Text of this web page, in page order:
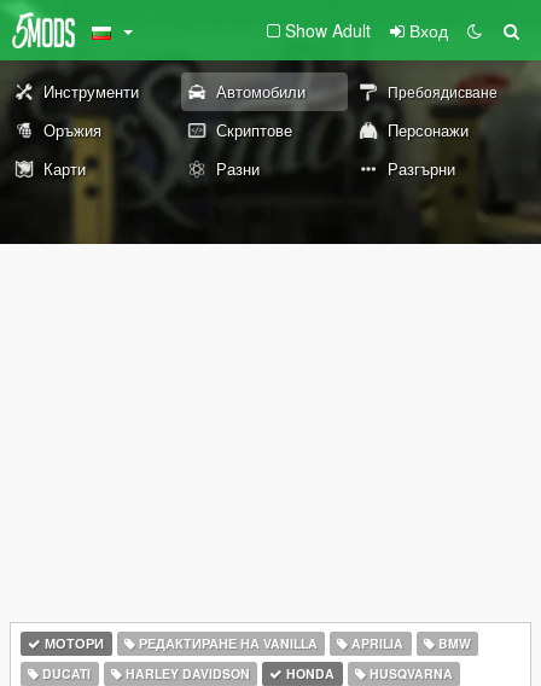
Show Adult Вход
Инструменти Автомобили Пребоядисване
Оръжия Скриптове
Персонажи
Карти
Разни Разгърни
МОТОРИ РЕДАКТИРАНЕ НА VANILLA APRILIA
BMW
DUCATI
HARLEY DAVIDSON HONDA
HUSQVARNA